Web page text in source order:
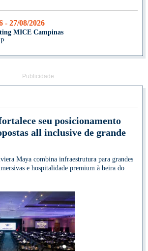
- 27/08/2026
MICE Campinas
Publicidade
seu posicionamento
all inclusive de grande
Maya combina infraestrutura para grandes
e hospitalidade premium à beira do